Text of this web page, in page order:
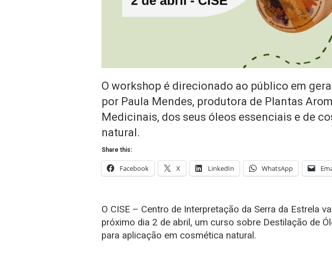
O workshop é direcionado ao público em
por Paula Mendes, produtora de Plantas
Medicinais, dos seus óleos essenciais e de
natural.
Share this:
Facebook X LinkedIn WhatsApp
O CISE – Centro de Interpretação da Serra da Estrela
próximo dia 2 de abril, um curso sobre Destilação de
para aplicação em cosmética natural.